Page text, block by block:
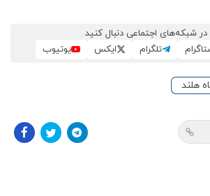
در شبکه‌های اجتماعی دنبال کنید
تلگرام ایکس یوتیوب
هلند